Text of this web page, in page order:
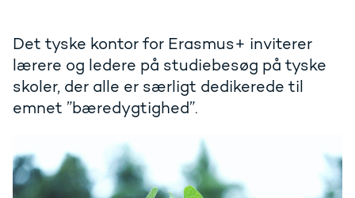
Det tyske kontor for Erasmus+ inviterer
lærere og ledere på studiebesøg på tyske
skoler, der alle er særligt dedikerede til
emnet ”bæredygtighed”.